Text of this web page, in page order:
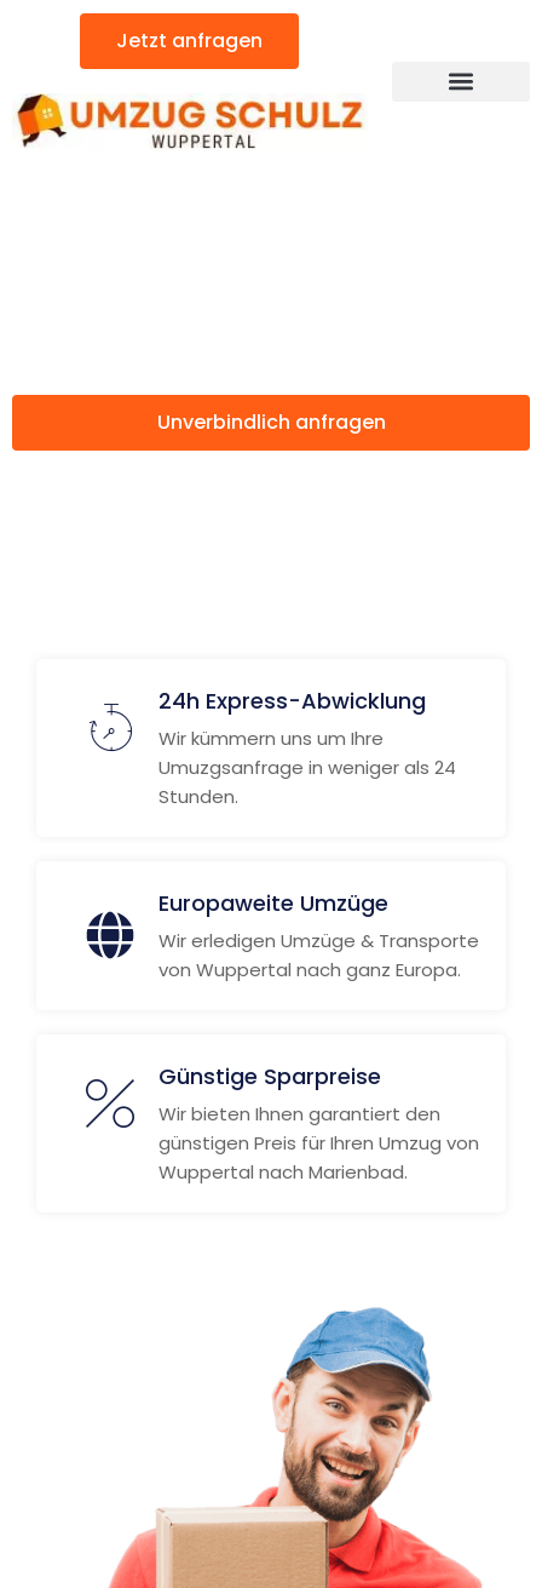
Jetzt anfragen
Unverbindlich anfragen
24h Express-Abwicklung
Wir kümmern uns um Ihre
Umuzgsanfrage in weniger als 24
Stunden.
Europaweite Umzüge
Wir erledigen Umzüge & Transporte
von Wuppertal nach ganz Europa.
Günstige Sparpreise
Wir bieten Ihnen garantiert den
günstigen Preis für Ihren Umzug von
Wuppertal nach Marienbad.